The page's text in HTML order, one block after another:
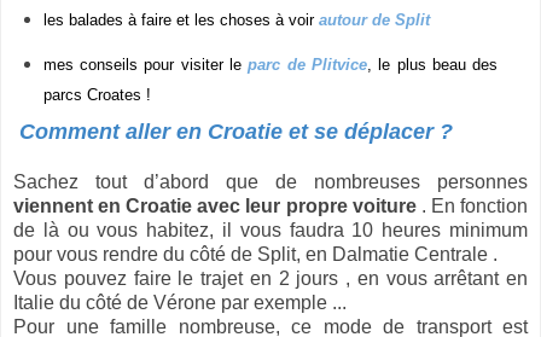
les balades à faire et les choses à voirautour de Split
mes conseils pour visiter leparc de Plitvice , le plus beau des
parcs Croates !
Comment aller en Croatie et se déplacer ?
Sachez tout d’abord que de nombreuses personnes
viennent en Croatie avec leur propre voiture. En fonction
de là ou vous habitez, il vous faudra 10 heures minimum
pour vous rendre du côté de Split, en Dalmatie Centrale .
Vous pouvez faire le trajet en 2 jours , en vous arrêtant en
Italie du côté de Vérone par exemple ...
Pour une famille nombreuse, ce mode de transport est